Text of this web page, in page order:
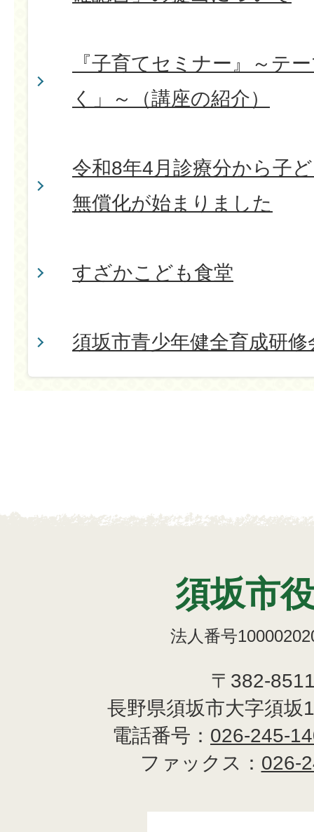
『子育てセミナー』～テ
く」～（講座の紹介）
令和8年4月診療分から子
無償化が始まりました
すざかこども食堂
須坂市青少年健全育成研修
須坂市
法人番号
〒382-
長野県須坂市大字須坂
電話番号： 026-245-
ファックス： 026-